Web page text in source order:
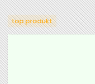
top produkt